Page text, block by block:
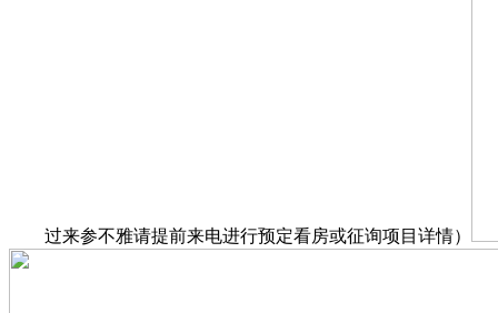
过来参不雅请提前来电进行预定看房或征询项目详情）